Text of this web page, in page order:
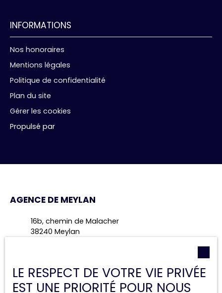
INFORMATIONS
Nos honoraires
Mentions légales
Politique de confidentialité
Plan du site
Gérer les cookies
Propulsé par
AGENCE DE MEYLAN
16b, chemin de Malacher
38240 Meylan
LE RESPECT DE VOTRE VIE PRIVÉE
EST UNE PRIORITÉ POUR NOUS